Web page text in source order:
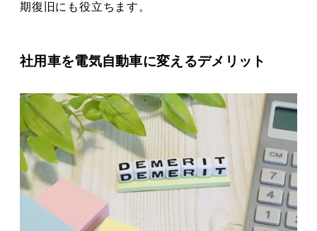
期復旧にも役立ちます。
社用車を電気自動車に変えるデメリット